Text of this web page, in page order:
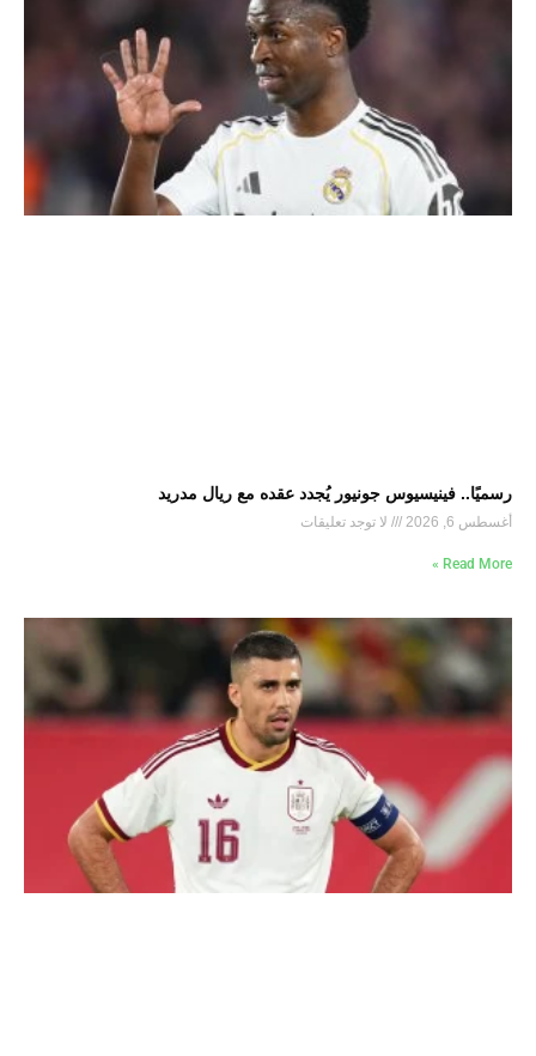
رسميًا.. فينيسيوس جونيور يُجدد عقده مع ريال مدريد
أغسطس 6, 2026 لا توجد تعليقات
Read More »